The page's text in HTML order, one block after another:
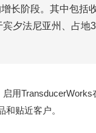
长阶段。其中包括
夕法尼亚州、占地
用
贴近客户。